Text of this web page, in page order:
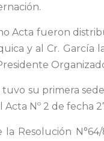
Acta fueron
y al Cr. García
su primera
Nº 2 de fecha
la Resolución